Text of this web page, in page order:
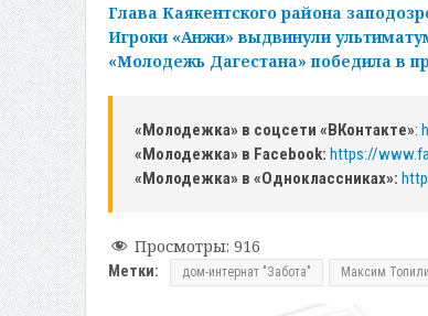
Глава Каякентского района
Игроки «Анжи» выдвинули
«Молодежь Дагестана» победила в
«Молодежка» в соцсети «ВКонтакте»:
«Молодежка» в Facebook: https://
«Молодежка» в «Одноклассниках»:
Просмотры: 916
Метки: дом-интернат "Забота" Максим